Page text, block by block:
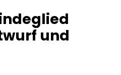
Erklärung
registrierenund